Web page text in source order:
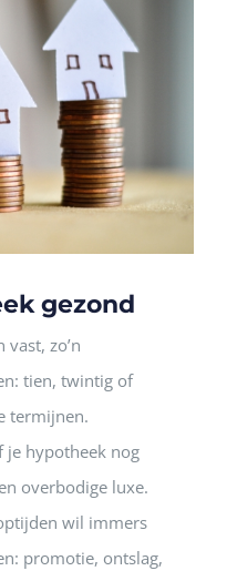
gezond
zo’n
tien, twintig of
termijnen.
je hypotheek nog
overbodige luxe.
wil immers
promotie, ontslag,